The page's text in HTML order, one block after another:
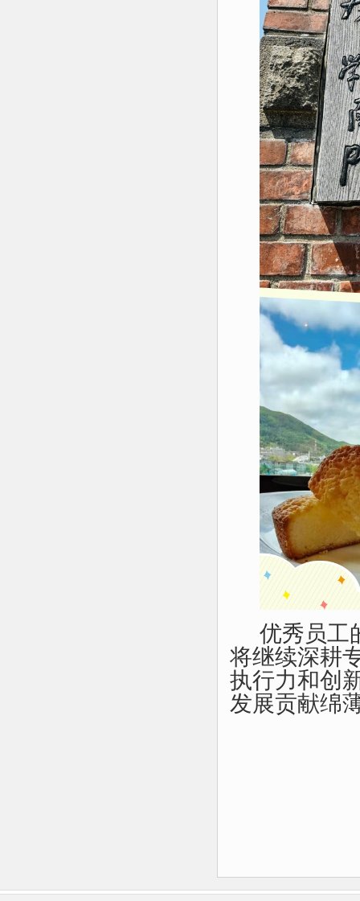
优秀员工
将继续深耕
执行力和创
发展贡献绵